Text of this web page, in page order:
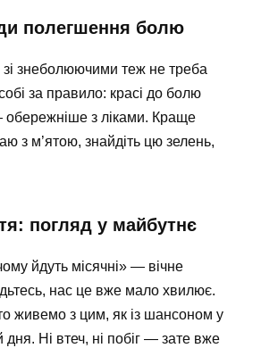
полегшення болю
зі знеболюючими теж не треба
за правило: красі до болю
обережніше з ліками. Краще
з м’ятою, знайдіть цю зелень,
погляд у майбутнє
йдуть місячні» — вічне
нас це вже мало хвилює.
живемо з цим, як із шансоном у
дня. Ні втеч, ні побіг — зате вже